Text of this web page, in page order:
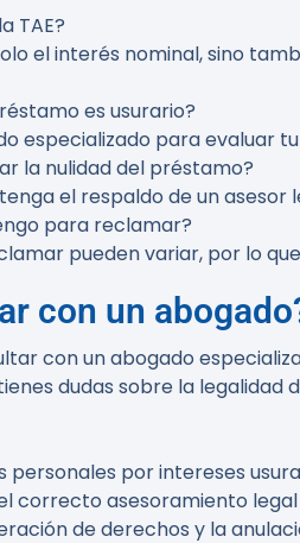
TAE?
el interés nominal, sino
es usurario?
especializado para evaluar
la nulidad del préstamo?
el respaldo de un
para reclamar?
pueden variar, por lo
con un
con un abogado
dudas sobre la legalidad
personales por intereses
correcto asesoramiento
de derechos y la